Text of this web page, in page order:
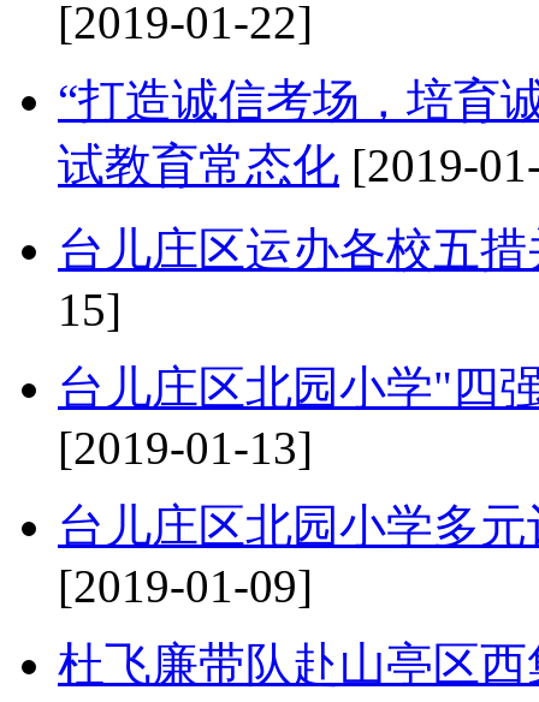
[2019-01-22]
“打造诚信考场，培
试教育常态化 [2019-
台儿庄区运办各校五
15]
台儿庄区北园小学"四
[2019-01-13]
台儿庄区北园小学多
[2019-01-09]
杜飞廉带队赴山亭区